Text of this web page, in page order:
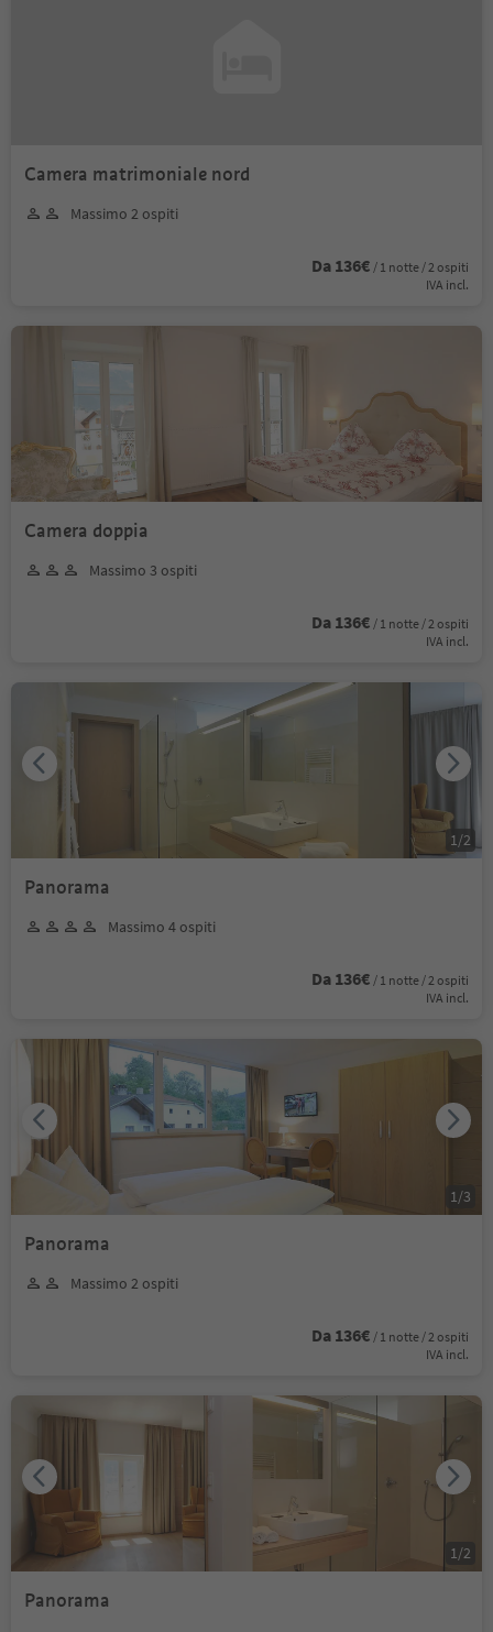
Camera matrimoniale nord
Massimo 2 ospiti
Da 136€ / 1 notte / 2 ospiti
IVA incl.
Camera doppia
Massimo 3 ospiti
Da 136€ / 1 notte / 2 ospiti
IVA incl.
Panorama
Massimo 4 ospiti
Da 136€ / 1 notte / 2 ospiti
IVA incl.
1 /2
Panorama
Massimo 2 ospiti
Da 136€ / 1 notte / 2 ospiti
IVA incl.
1 /3
Panorama
1 /2